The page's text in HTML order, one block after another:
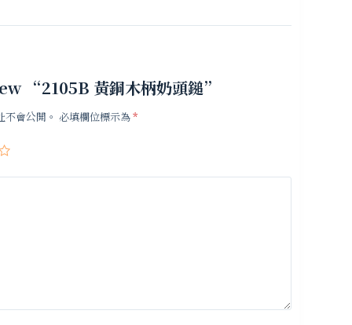
“2105B 黃銅木柄奶頭鎚”
會公開。 必填欄位標示為*